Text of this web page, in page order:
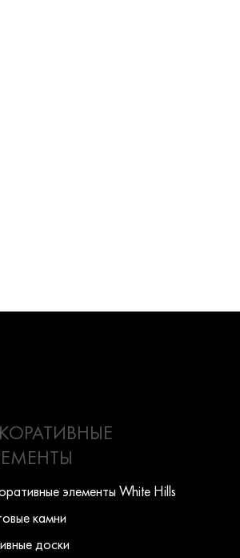
элементы White Hills
камни
доски